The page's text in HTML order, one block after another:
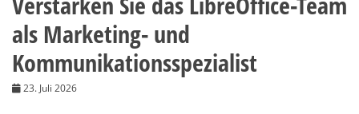
als Marketing- und
Kommunikationsspezialist
23. Juli 2026